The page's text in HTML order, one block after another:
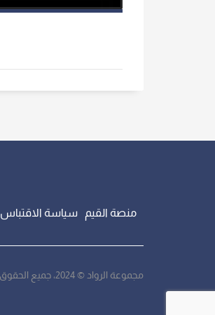
منصة القيم سياسة الاقتباس
مجموعة الرواد © 2024، جميع الحقوق محفوظة